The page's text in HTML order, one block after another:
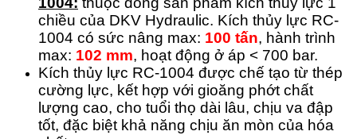
chiều của DKV Hydraulic. Kích thủy lực RC-
1004 có sức nâng max: 100 tấn, hành trình
max: 102 mm, hoạt động ở áp < 700 bar.
Kích thủy lực RC-1004 được chế tạo từ thép
cường lực, kết hợp với gioăng phớt chất
lượng cao, cho tuổi thọ dài lâu, chịu va đập
tốt, đặc biệt khả năng chịu ăn mòn của hóa